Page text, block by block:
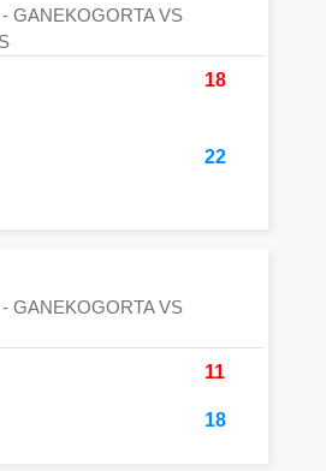
- GANEKOGORTA VS
18
22
- GANEKOGORTA VS
11
18